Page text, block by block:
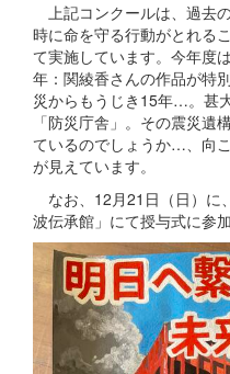
上記コンクールは、過去
時に命を守る行動がとれる
て実施しています。今年度
年：関綾香さんの作品が特
災からもうじき15年…。甚
「防災庁舎」。その震災遺
ているのでしょうか…、向
が見えています。
なお、12月21日（日）に
波伝承館」にて授与式に参